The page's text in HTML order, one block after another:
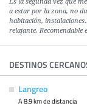
a estar por la zona, no
habitación,
relajante. Recomendable
DESTINOS
Langreo
A 8.9 km de distancia